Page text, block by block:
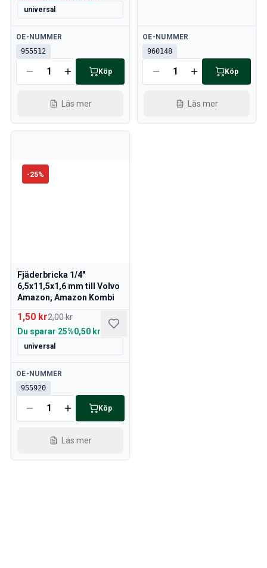
universal
Tillgänglig
OE-NUMMER
955512
Köp
Läs mer
Tillgänglig
OE-NUMMER
960148
Köp
Läs mer
-25%
Fjäderbricka 1/4"
6,5x11,5x1,6 mm till Volvo
Amazon, Amazon Kombi
1,50 kr2,00 kr
Du sparar 25%0,50 kr
universal
Tillgänglig
OE-NUMMER
955920
Köp
Läs mer